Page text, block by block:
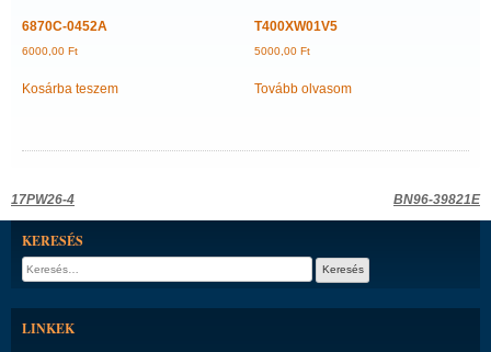
6870C-0452A
6000,00 Ft
Kosárba teszem
T400XW01V5
5000,00 Ft
Tovább olvasom
Bejegyzés
navigáció
17PW26-4 BN96-39821E
KERESÉS
Keresés:
LINKEK